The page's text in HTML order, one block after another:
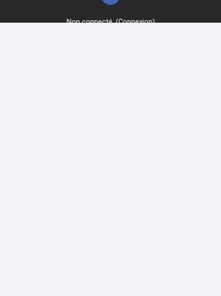
Non connecté. (Connexion)